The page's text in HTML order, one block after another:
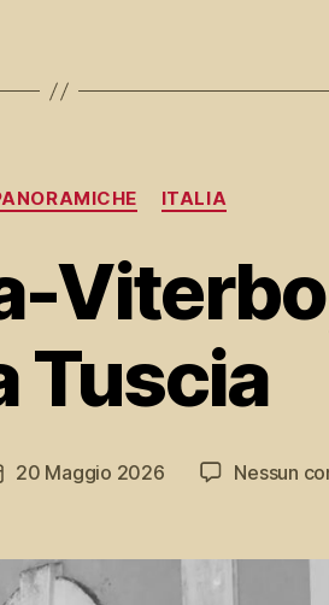
Categorie ITALIA
Tuscia
20 Maggio 2026 Nessun